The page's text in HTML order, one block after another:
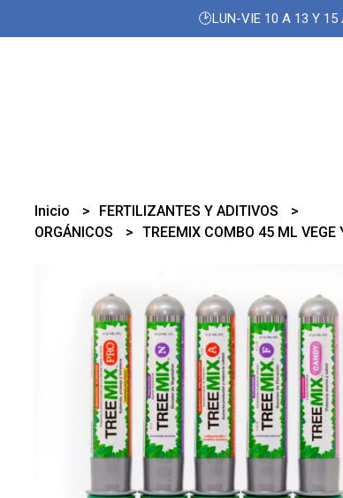
🕑LUN-VIE 10 A 13 Y 15
Inicio
FERTILIZANTES Y ADITIVOS
ORGÁNICOS
TREEMIX COMBO 45 ML VEGE